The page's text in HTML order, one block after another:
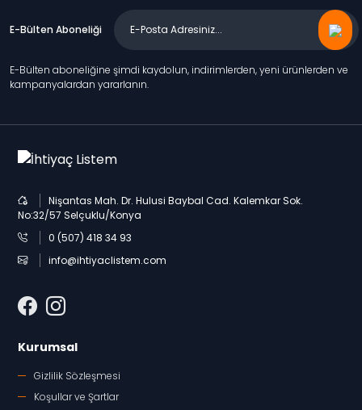
E-Bülten Aboneliği
E-Bülten aboneliğine şimdi kaydolun, indirimlerden, yeni ürünlerden ve
kampanyalardan yararlanın.
Nişantas Mah. Dr. Hulusi Baybal Cad. Kalemkar Sok.
No:32/57 Selçuklu/Konya
0 (507) 418 34 93
info@ihtiyaclistem.com
Kurumsal
Gizlilik Sözleşmesi
Koşullar ve Şartlar